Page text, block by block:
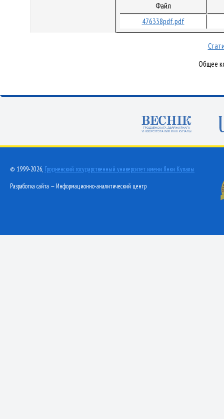
Файл
476338pdf.pdf
Общее
© 1999-2026, Гродненский государственный университет имени Янки Купалы
Разработка сайта — Информационно-аналитический центр